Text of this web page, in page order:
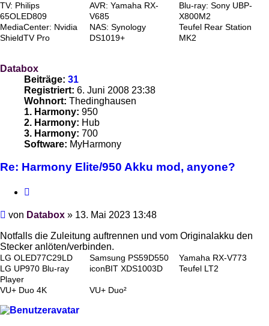
TV: Philips
65OLED809
AVR: Yamaha RX-
V685
Blu-ray: Sony UBP-
X800M2
MediaCenter: Nvidia
ShieldTV Pro
NAS: Synology
DS1019+
Teufel Rear Station
MK2
Databox
Beiträge: 31
Registriert: 6. Juni 2008 23:38
Wohnort: Thedinghausen
1. Harmony: 950
2. Harmony: Hub
3. Harmony: 700
Software: MyHarmony
Re: Harmony Elite/950 Akku mod, anyone?
Beitrag
von Databox » 13. Mai 2023 13:48
Notfalls die Zuleitung auftrennen und vom Originalakku den
Stecker anlöten/verbinden.
LG OLED77C29LD Samsung PS59D550
Yamaha RX-V773
LG UP970 Blu-ray
Player
iconBIT XDS1003D Teufel LT2
VU+ Duo 4K VU+ Duo²